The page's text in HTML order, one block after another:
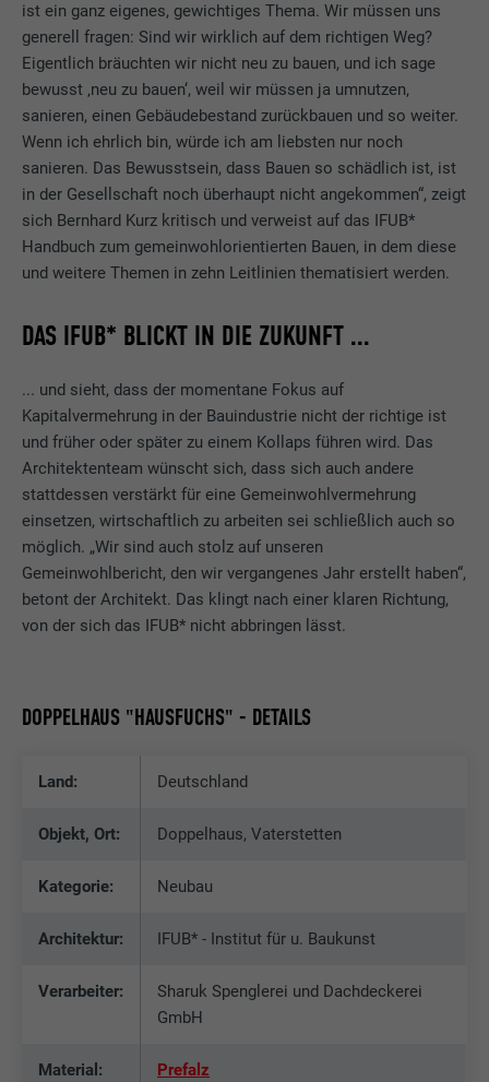
ist ein ganz eigenes, gewichtiges Thema. Wir müssen uns
generell fragen: Sind wir wirklich auf dem richtigen Weg?
Eigentlich bräuchten wir nicht neu zu bauen, und ich sage
bewusst ‚neu zu bauen‘, weil wir müssen ja umnutzen,
sanieren, einen Gebäudebestand zurückbauen und so weiter.
Wenn ich ehrlich bin, würde ich am liebsten nur noch
sanieren. Das Bewusstsein, dass Bauen so schädlich ist, ist
in der Gesellschaft noch überhaupt nicht angekommen“, zeigt
sich Bernhard Kurz kritisch und verweist auf das IFUB*
Handbuch zum gemeinwohlorientierten Bauen, in dem diese
und weitere Themen in zehn Leitlinien thematisiert werden.
DAS IFUB* BLICKT IN DIE ZUKUNFT ...
... und sieht, dass der momentane Fokus auf
Kapitalvermehrung in der Bauindustrie nicht der richtige ist
und früher oder später zu einem Kollaps führen wird. Das
Architektenteam wünscht sich, dass sich auch andere
stattdessen verstärkt für eine Gemeinwohlvermehrung
einsetzen, wirtschaftlich zu arbeiten sei schließlich auch so
möglich. „Wir sind auch stolz auf unseren
Gemeinwohlbericht, den wir vergangenes Jahr erstellt haben“,
betont der Architekt. Das klingt nach einer klaren Richtung,
von der sich das IFUB* nicht abbringen lässt.
DOPPELHAUS "HAUSFUCHS" - DETAILS
Land: Deutschland
Objekt, Ort: Doppelhaus, Vaterstetten
Kategorie: Neubau
Architektur: IFUB* - Institut für u. Baukunst
Verarbeiter:
Sharuk Spenglerei und Dachdeckerei
GmbH
Material: Prefalz